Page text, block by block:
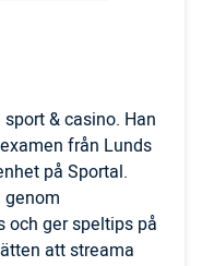
& casino. Han
från Lunds
på Sportal.
genom
och ger speltips på
att streama